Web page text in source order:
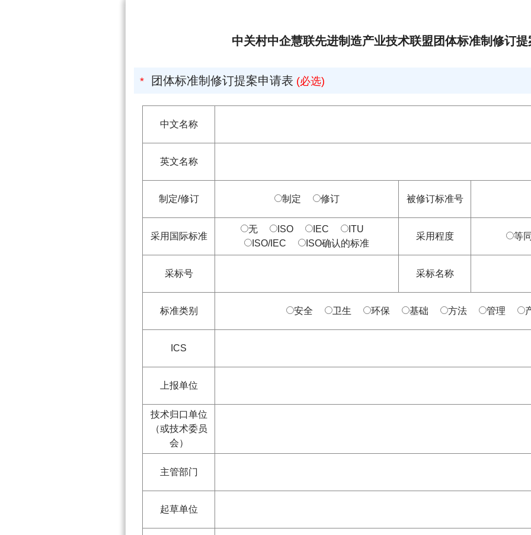
中关村中企慧联先进制造产业技术联盟团体标准制修订提
* 团体标准制修订提案申请表 (必选)
中文名称
英文名称
制定/修订 制定 修订 被修订标准号
采用国际标准
无 ISO IEC
ITU
ISO/IEC
ISO确认的标准
采用程度 等
采标号 采标名称
标准类别 安全 卫生 环保 基础 方法 管理
ICS
上报单位
技术归口单位
（或技术委员
会）
主管部门
起草单位